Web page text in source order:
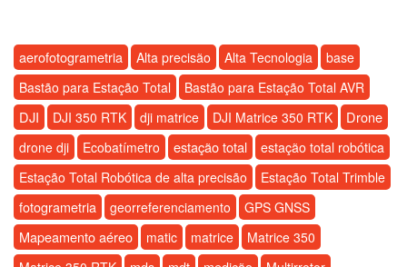
aerofotogrametria Alta precisão Alta Tecnologia
base
Bastão para Estação Total
Bastão para Estação Total AVR
DJI DJI 350 RTK dji matrice DJI Matrice 350 RTK Drone
drone dji Ecobatímetro estação total
estação total robótica
Estação Total Robótica de alta precisão
Estação Total Trimble
fotogrametria georreferenciamento GPS GNSS
Mapeamento aéreo matic matrice
Matrice 350